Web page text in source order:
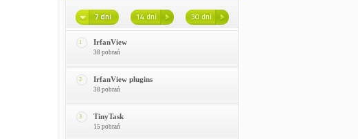
1 IrfanView
38 pobrań
2 IrfanView plugins
38 pobrań
3 TinyTask
15 pobrań